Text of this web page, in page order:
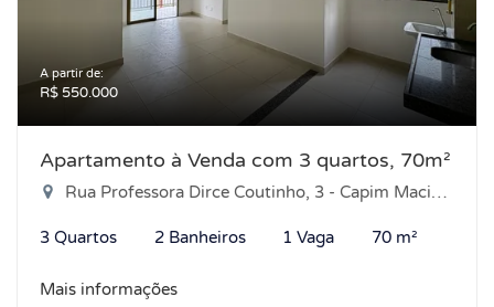
A partir de:
R$ 550.000
Apartamento à Venda com 3 quartos, 70m²
Rua Professora Dirce Coutinho, 3 - Capim Macio, Natal-RN
3 Quartos 2 Banheiros 1 Vaga 70 m²
Mais informações